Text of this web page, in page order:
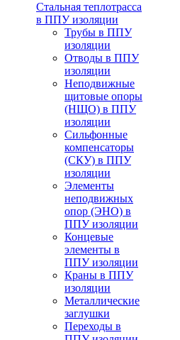
Стальная теплотрасса
в ППУ изоляции
Трубы в ППУ
изоляции
Отводы в ППУ
изоляции
Неподвижные
щитовые опоры
(НЩО) в ППУ
изоляции
Cильфонные
компенсаторы
(СКУ) в ППУ
изоляции
Элементы
неподвижных
опор (ЭНО) в
ППУ изоляции
Концевые
элементы в
ППУ изоляции
Краны в ППУ
изоляции
Металлические
заглушки
Переходы в